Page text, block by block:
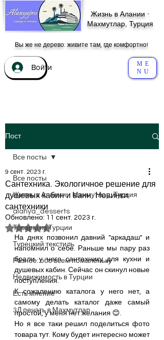
Жизнь в Алании -
Махмутлар, Турция
Вы же не дерево: живите там, где комфортно!
Войти
ME
NU
Пост
Все посты
Жизнь в Алании - Махмутлар, Турция
alanya_desserts
Товары из Турции
Турецкий текстиль
Разное: обо всем помаленьку
Недвижимость в Турции
Есть мнение
3Д печать в Махмутлар
Все посты
Сантехника. Экологичное решение для
душевых кабин и ванн. Новинки
сантехники
9 сент. 2023 г.
Обновлено: 11 сент. 2023 г.
Оценка: не число из 5 звезд.
На днях позвонил давний "аркадаш" и
напомнил о себе. Раньше мы пару раз
брали у него сантехнику для кухни и
душевых кабин. Сейчас он скинул новые
поступления.
К сожалению каталога у него нет, а
самому делать каталог даже самый
простой, у меня нет желания 😊.
Но я все таки решил поделиться фото
товара тут. Кому будет интересно может